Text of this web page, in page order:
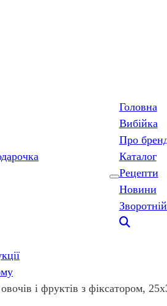
Головна
Вибійка
Про
Каталог
Рецепти
Новини
і фруктів з фіксатором,